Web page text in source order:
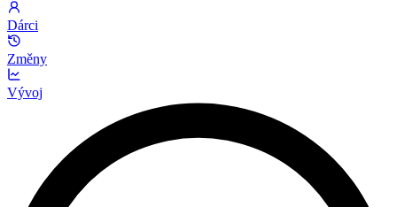
Dárci
Změny
Vývoj